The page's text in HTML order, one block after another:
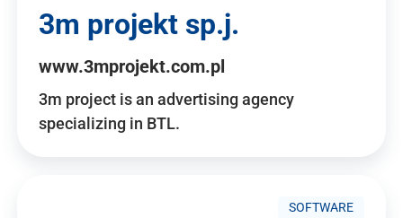
3m projekt sp.j.
www.3mprojekt.com.pl
3m project is an advertising agency
specializing in BTL.
SOFTWARE